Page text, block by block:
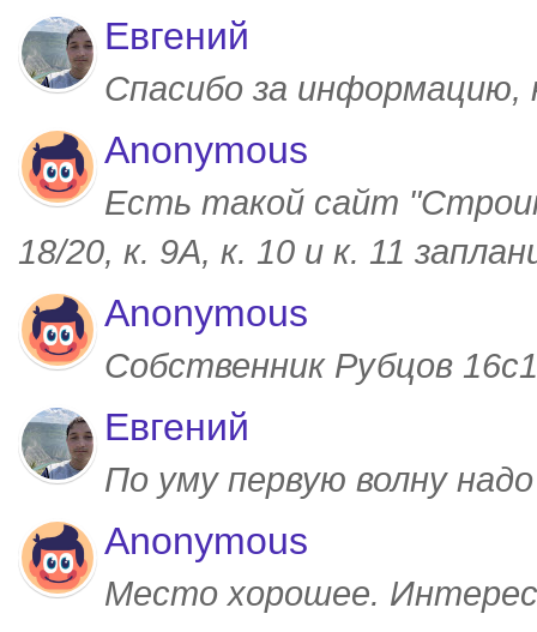
Евгений
Спасибо за
Anonymous
Есть такой сайт
18/20, к. 9А, к. 10 и к. 11
Anonymous
Собственник Рубцов
Евгений
По уму первую волну
Anonymous
Место хорошее.